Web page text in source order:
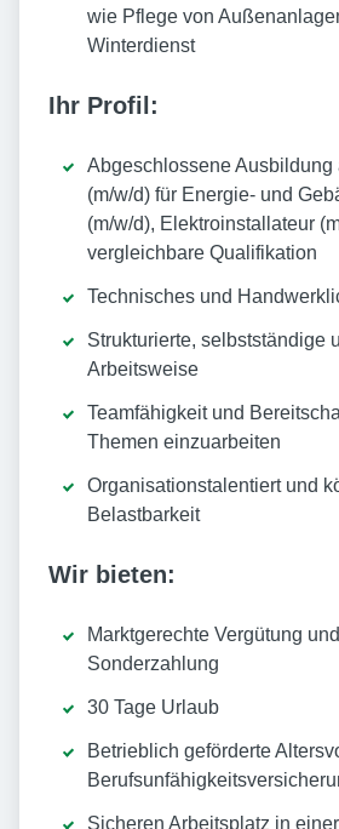
wie Pflege von
Winterdienst
Ihr Profil:
Abgeschlossene Ausbildung
(m/w/d) für Energie- und
(m/w/d), Elektroinstallateur
vergleichbare Qualifikation
Technisches und
Strukturierte, selbstständige
Arbeitsweise
Teamfähigkeit und
Themen einzuarbeiten
Organisationstalentiert und
Belastbarkeit
Wir bieten:
Marktgerechte Vergütung
Sonderzahlung
30 Tage Urlaub
Betrieblich geförderte
Sicheren Arbeitsplatz in